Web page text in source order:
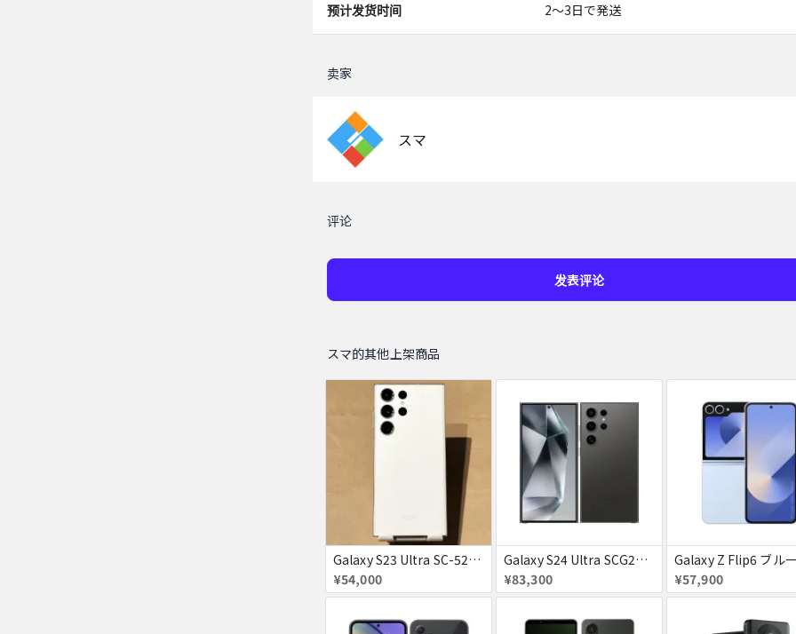
预计发货时间 2〜3日で発送
卖家
スマ
评论
发表评论
スマ的其他上架商品
Galaxy S23 Ultra SC-52D クリーム docomo 送料無料
¥54,000
Galaxy S24 Ultra SCG26 512GB au チタニウムブラック 送料無料
¥83,300
¥57,900